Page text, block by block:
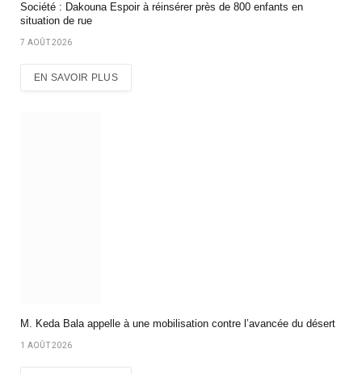
Société : Dakouna Espoir à réinsérer près de 800 enfants en
situation de rue
7 AOÛT 2026
EN SAVOIR PLUS
M. Keda Bala appelle à une mobilisation contre l’avancée du désert
1 AOÛT 2026